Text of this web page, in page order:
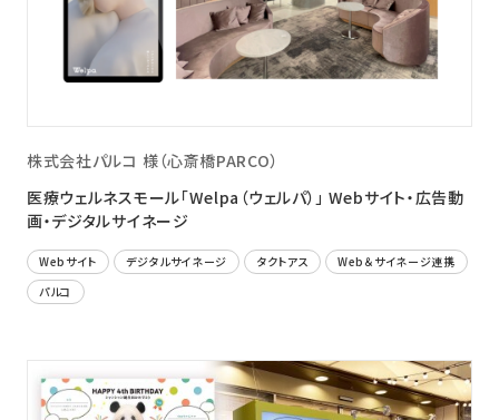
株式会社パルコ 様（心斎橋PARCO）
医療ウェルネスモール「Welpa（ウェルパ）」 Webサイト・広告動
画・デジタルサイネージ
Webサイト デジタルサイネージ タクトアス
Web＆サイネージ連携
パルコ